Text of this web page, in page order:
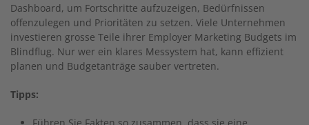
Dashboard, um Fortschritte aufzuzeigen, Bedürfnissen
offenzulegen und Prioritäten zu setzen. Viele Unternehmen
investieren grosse Teile ihrer Employer Marketing Budgets im
Blindflug. Nur wer ein klares Messystem hat, kann effizient
planen und Budgetanträge sauber vertreten.
Tipps: